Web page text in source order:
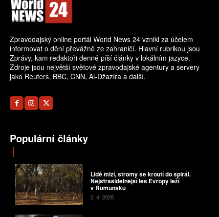
Zpravodajský online portál World News 24 vznikl za účelem
informovat o dění převážně ze zahraničí. Hlavní rubrikou jsou
Zprávy, kam redaktoři denně píší články v lokálním jazyce.
Zdroje jsou největší světové zpravodajské agentury a servery
jako Reuters, BBC, CNN, Al-Džazíra a další.
Populární články
Lidé mizí, stromy se kroutí do spirál.
Nejstrašidelnější les Evropy leží
v Rumunsku
2. 4. 2025